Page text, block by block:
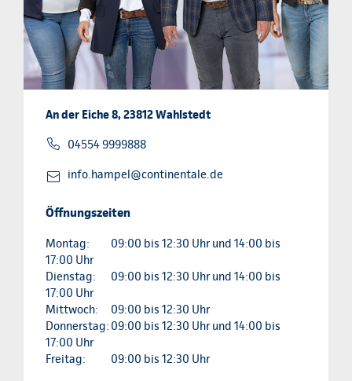
An der Eiche 8, 23812 Wahlstedt
04554 9999888
info.hampel@continentale.de
Öffnungszeiten
Montag:
09:00 bis 12:30 Uhr und 14:00 bis
17:00 Uhr
Dienstag:
09:00 bis 12:30 Uhr und 14:00 bis
17:00 Uhr
Mittwoch:
09:00 bis 12:30 Uhr
Donnerstag: 09:00 bis 12:30 Uhr und 14:00 bis
17:00 Uhr
Freitag:
09:00 bis 12:30 Uhr